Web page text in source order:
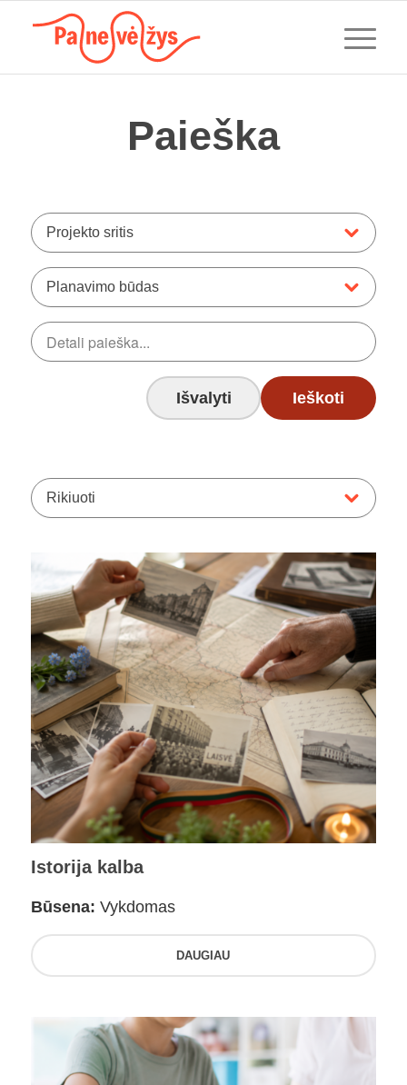
Paieška
Projekto sritis
Planavimo būdas
Išvalyti Ieškoti
Rikiuoti
Istorija kalba
Būsena: Vykdomas
DAUGIAU